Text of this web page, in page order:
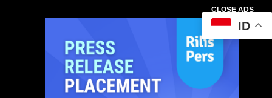
CLOSE ADS
ID